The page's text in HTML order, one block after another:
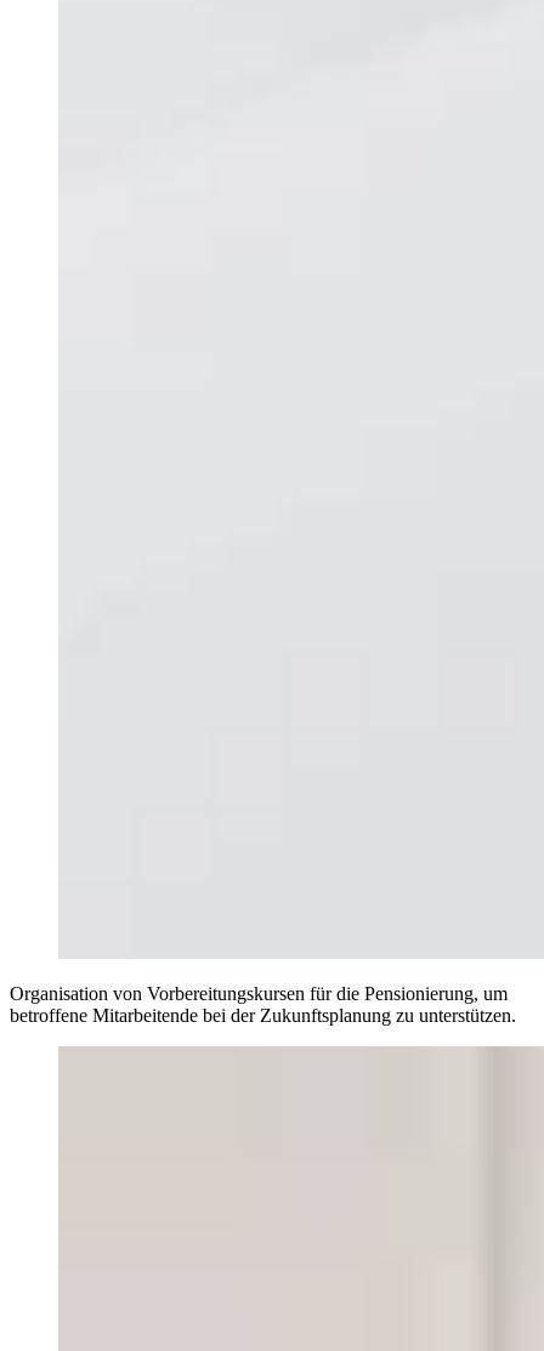
Organisation von Vorbereitungskursen für die Pensionierung, um
betroffene Mitarbeitende bei der Zukunftsplanung zu unterstützen.